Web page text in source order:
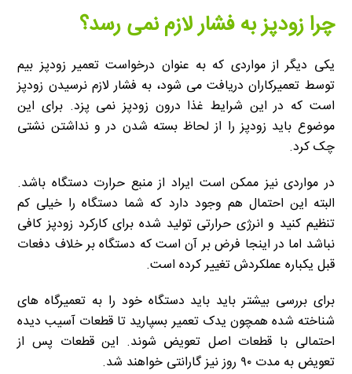
چرا زودپز به فشار لازم نمی رسد؟
یکی دیگر از مواردی که به عنوان درخواست تعمیر زودپز بیم
توسط تعمیرکاران دریافت می شود، به فشار لازم نرسیدن زودپز
است که در این شرایط غذا درون زودپز نمی پزد. برای این
موضوع باید زودپز را از لحاظ بسته شدن در و نداشتن نشتی
چک کرد.
در مواردی نیز ممکن است ایراد از منبع حرارت دستگاه باشد.
البته این احتمال هم وجود دارد که شما دستگاه را خیلی کم
تنظیم کنید و انرژی حرارتی تولید شده برای کارکرد زودپز کافی
نباشد اما در اینجا فرض بر آن است که دستگاه بر خلاف دفعات
قبل یکباره عملکردش تغییر کرده است.
برای بررسی بیشتر باید باید دستگاه خود را به تعمیرگاه های
شناخته شده همچون یدک تعمیر بسپارید تا قطعات آسیب دیده
احتمالی با قطعات اصل تعویض شوند. این قطعات پس از
تعویض به مدت ۹۰ روز نیز گارانتی خواهند شد.